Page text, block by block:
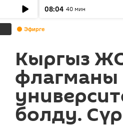
08:04 40 мин
Эфирге
Кыргыз
флагманы
болду.